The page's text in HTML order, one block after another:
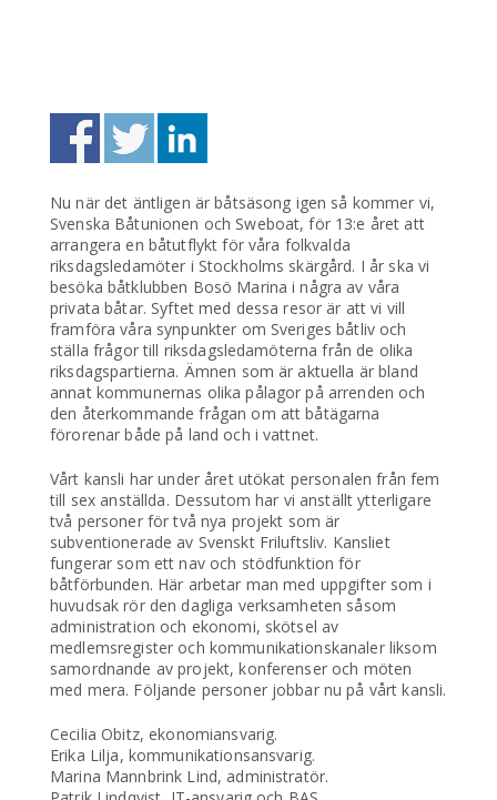
Nu när det äntligen är båtsäsong igen så kommer vi,
Svenska Båtunionen och Sweboat, för 13:e året att
arrangera en båtutflykt för våra folkvalda
riksdagsledamöter i Stockholms skärgård. I år ska vi
besöka båtklubben Bosö Marina i några av våra
privata båtar. Syftet med dessa resor är att vi vill
framföra våra synpunkter om Sveriges båtliv och
ställa frågor till riksdagsledamöterna från de olika
riksdagspartierna. Ämnen som är aktuella är bland
annat kommunernas olika pålagor på arrenden och
den återkommande frågan om att båtägarna
förorenar både på land och i vattnet.
Vårt kansli har under året utökat personalen från fem
till sex anställda. Dessutom har vi anställt ytterligare
två personer för två nya projekt som är
subventionerade av Svenskt Friluftsliv. Kansliet
fungerar som ett nav och stödfunktion för
båtförbunden. Här arbetar man med uppgifter som i
huvudsak rör den dagliga verksamheten såsom
administration och ekonomi, skötsel av
medlemsregister och kommunikationskanaler liksom
samordnande av projekt, konferenser och möten
med mera. Följande personer jobbar nu på vårt kansli.
Cecilia Obitz, ekonomiansvarig.
Erika Lilja, kommunikationsansvarig.
Marina Mannbrink Lind, administratör.